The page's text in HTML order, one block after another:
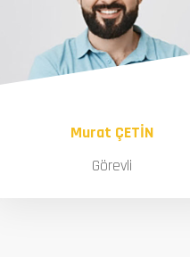
Murat ÇETİN
Görevli